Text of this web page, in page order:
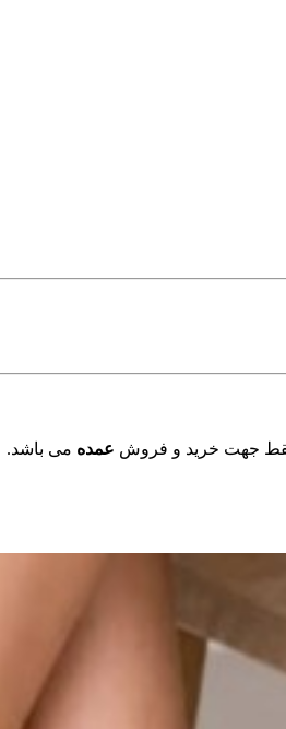
فقط جهت خرید و فروش عمده می باشد.